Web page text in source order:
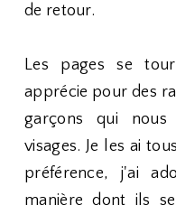
de retour.
Les pages se
apprécie pour des
garçons qui
visages. Je les ai
préférence, j'ai
manière dont ils